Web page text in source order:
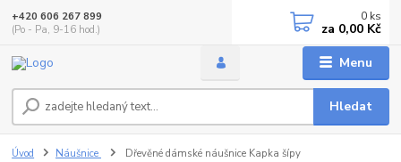
Menu
Hledat
+420 606 267 899
(Po - Pa, 9-16 hod.)
0 ks
za 0,00 Kč
Úvod Náušnice Dřevěné dámské náušnice Kapka šípy